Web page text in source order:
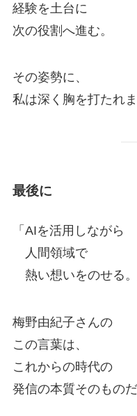
経験を土台に
次の役割へ進む。
その姿勢に、
私は深く胸を打たれま
最後に
「AIを活用しながら
人間領域で
熱い想いをのせる。
梅野由紀子さんの
この言葉は、
これからの時代の
発信の本質そのもの